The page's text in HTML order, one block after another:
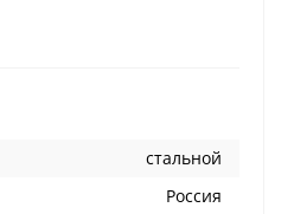
стальной
Россия